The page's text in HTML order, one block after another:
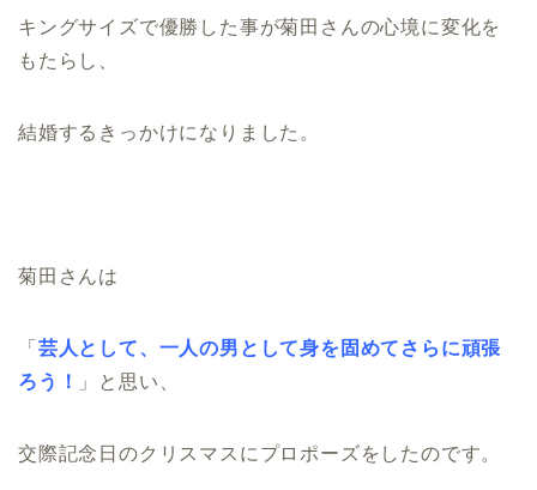
キングサイズで優勝した事が菊田さんの心境に変化を
もたらし、
結婚するきっかけになりました。
菊田さんは
「 芸人として、一人の男として身を固めてさらに頑張
ろう！
」と思い、
交際記念日のクリスマスにプロポーズをしたのです。